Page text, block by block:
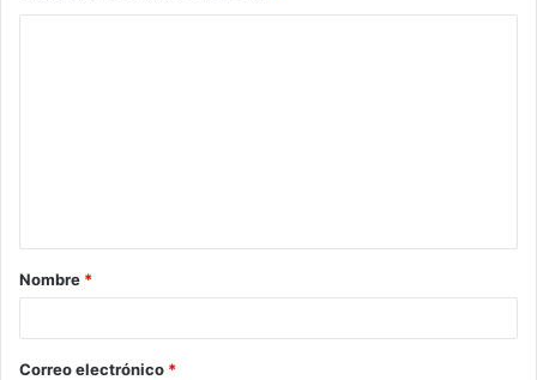
a
r
Nombre *
Correo electrónico *